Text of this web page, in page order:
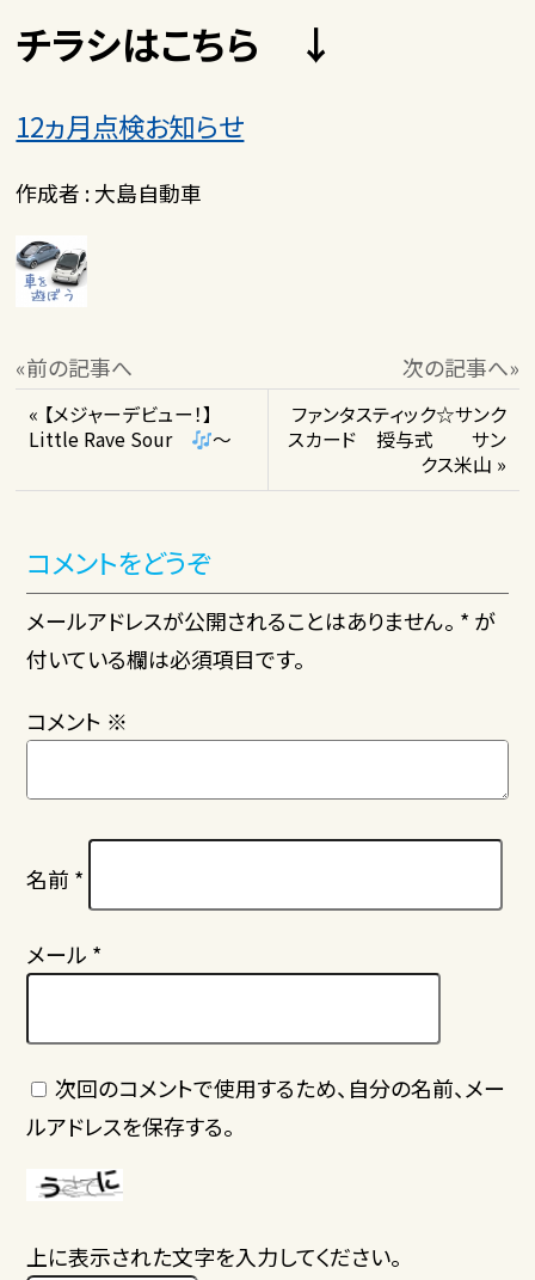
チラシはこちら ↓
12ヵ月点検お知らせ
作成者 : 大島自動車
«前の記事へ 次の記事へ»
« 【メジャーデビュー！】
Little Rave Sour
～
ファンタスティック☆サンク
スカード 授与式 サン
クス米山 »
コメントをどうぞ
メールアドレスが公開されることはありません。 * が
付いている欄は必須項目です。
コメント ※
名前 *
メール *
次回のコメントで使用するため、自分の名前、メー
ルアドレスを保存する。
上に表示された文字を入力してください。